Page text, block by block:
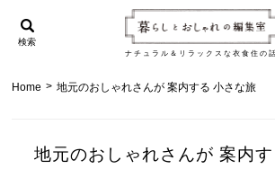
ナチュラル＆リラックスな衣食住の話
検索
Home > 地元のおしゃれさんが 案内する 小さな旅
地元のおしゃれさんが 案内